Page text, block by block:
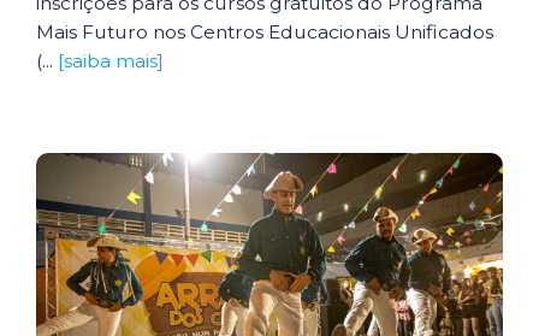
Mais Futuro nos Centros Educacionais Unificados
(... [saiba mais]